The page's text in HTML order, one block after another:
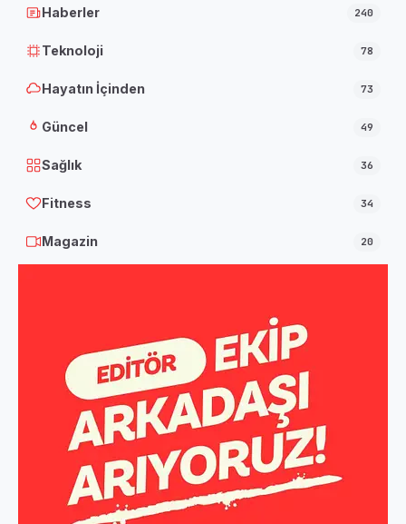
Haberler 240
Teknoloji 78
Hayatın İçinden 73
Güncel 49
Sağlık 36
Fitness 34
Magazin 20